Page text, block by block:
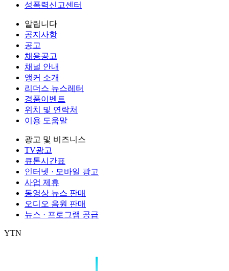
성폭력신고센터
알립니다
공지사항
공고
채용공고
채널 안내
앵커 소개
리더스 뉴스레터
경품이벤트
위치 및 연락처
이용 도움말
광고 및 비즈니스
TV광고
큐톤시간표
인터넷 · 모바일 광고
사업 제휴
동영상 뉴스 판매
오디오 음원 판매
뉴스 · 프로그램 공급
YTN
대표전화: 02-398-8000